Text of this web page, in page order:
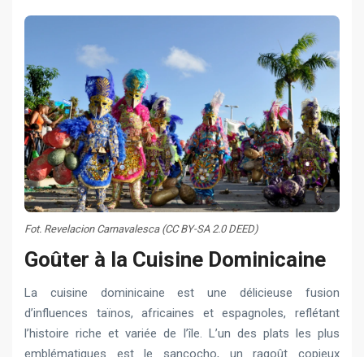
Fot. Revelacion Carnavalesca (CC BY-SA 2.0 DEED)
Goûter à la Cuisine Dominicaine
La cuisine dominicaine est une délicieuse fusion
d’influences taïnos, africaines et espagnoles, reflétant
l’histoire riche et variée de l’île. L’un des plats les plus
emblématiques est le sancocho, un ragoût copieux